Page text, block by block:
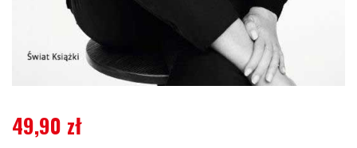
49,90 zł